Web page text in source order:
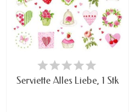
VERFÜGBAR
Serviette Alles Liebe, 1 Stk